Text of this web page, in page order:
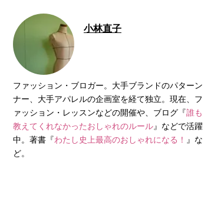
小林直子
ファッション・ブロガー。大手ブランドのパターン
ナー、大手アパレルの企画室を経て独立。現在、フ
ァッション・レッスンなどの開催や、ブログ『誰も
教えてくれなかったおしゃれのルール』などで活躍
中。著書『わたし史上最高のおしゃれになる！ 』な
ど。